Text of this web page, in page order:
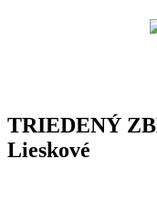
TRIEDENÝ
Lieskové